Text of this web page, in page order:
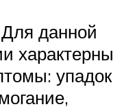
данной
характерны
упадок